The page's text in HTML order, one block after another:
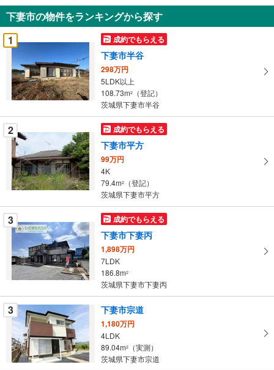
知
を
受
け
取
る
・
条
件
を
マ
イ
ペ
ー
に
保
す
る
下妻市の物件をランキングから探す
1
成約でもらえる
下妻市半谷
298万円
5LDK以上
108.73m2
（登記）
茨城県下妻市半谷
2 成約でもらえる
下妻市平方
99万円
4K
79.4m2
（登記）
茨城県下妻市平方
3 成約でもらえる
下妻市下妻丙
1,898万円
7LDK
186.8m2
茨城県下妻市下妻丙
3 下妻市宗道
1,180万円
4LDK
89.04m2
（実測）
茨城県下妻市宗道